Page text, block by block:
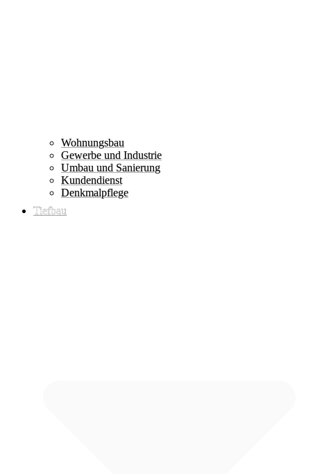
Wohnungsbau
Gewerbe und Industrie
Umbau und Sanierung
Kundendienst
Denkmalpflege
Tiefbau